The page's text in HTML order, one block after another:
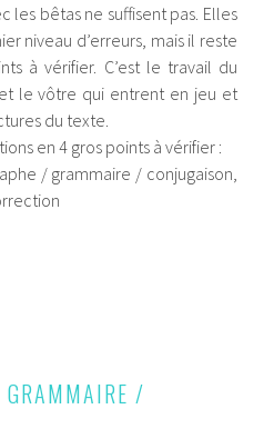
les bêtas ne suffisent pas. Elles
niveau d’erreurs, mais il reste
à vérifier. C’est le travail du
le vôtre qui entrent en jeu et
du texte.
en 4 gros points à vérifier :
/ grammaire / conjugaison,
/